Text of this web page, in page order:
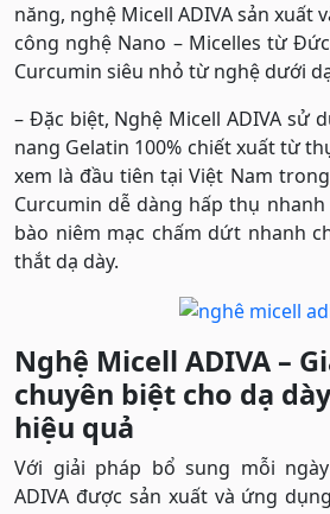
năng, nghệ Micell ADIVA sản xuất
công nghệ Nano – Micelles từ
Curcumin siêu nhỏ từ nghệ dưới
– Đặc biệt, Nghệ Micell ADIVA sử
nang Gelatin 100% chiết xuất từ
xem là đầu tiên tại Việt Nam
Curcumin dễ dàng hấp thụ
bào niêm mạc chấm dứt nhanh
thắt dạ dày.
Nghệ Micell ADIVA –
chuyên biệt cho dạ
hiệu quả
Với giải pháp bổ sung mỗi
ADIVA được sản xuất và ứng